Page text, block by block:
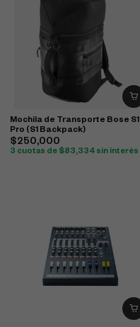
Mochila de Transporte Bose S1
Pro (S1 Backpack)
$250,000
3 cuotas de $83,334 sin interés